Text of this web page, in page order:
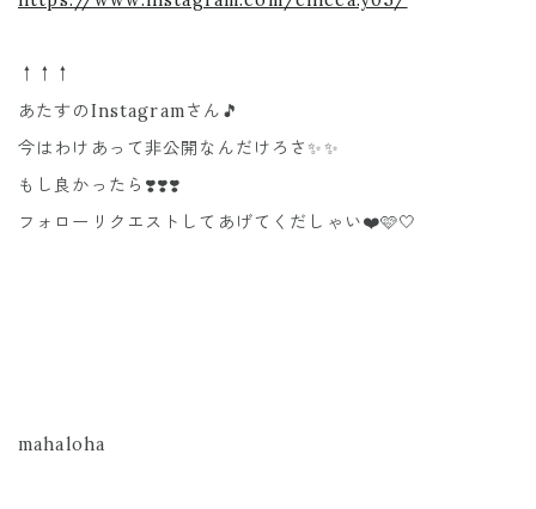
↑↑↑
あたすのInstagramさん🎵
今はわけあって非公開なんだけろさ✨✨
もし良かったら❣️❣️❣️
フォローリクエストしてあげてくだしゃい❤️🩷🤍
mahaloha